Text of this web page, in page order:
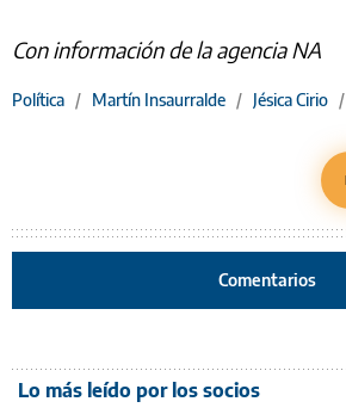
Con información de la agencia NA
Política / Martín Insaurralde / Jésica Cirio /
Comentarios
Lo más leído por los socios